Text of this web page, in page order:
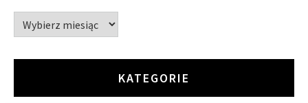
Archiwa
KATEGORIE